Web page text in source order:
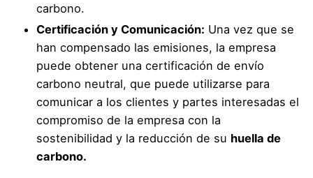
carbono.
Certificación y Comunicación: Una vez que se
han compensado las emisiones, la empresa
puede obtener una certificación de envío
carbono neutral, que puede utilizarse para
comunicar a los clientes y partes interesadas el
compromiso de la empresa con la
sostenibilidad y la reducción de su huella de
carbono.